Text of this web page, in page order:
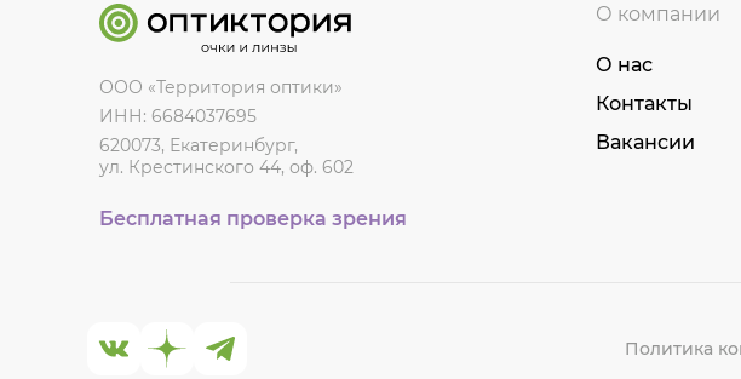
ООО «Территория оптики»
ИНН: 6684037695
620073, Екатеринбург,
ул. Крестинского 44, оф. 602
Бесплатная проверка зрения
О компании
О нас
Контакты
Вакансии
Политика